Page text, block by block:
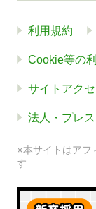
利用規約
Cookie等の
サイトアク
法人・プレ
※本サイトはアフ
す